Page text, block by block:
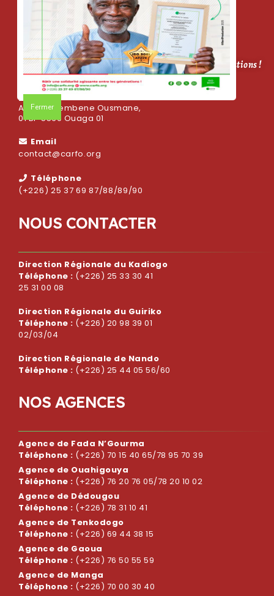
Fermer
CARFO, bâtir une solidarité agissante entre les générations !
Adresse
Avenue Sembene Ousmane,
01 BP 5569 Ouaga 01
Email
contact@carfo.org
Téléphone
(+226) 25 37 69 87/88/89/90
NOUS CONTACTER
Direction Régionale du Kadiogo
Téléphone : (+226) 25 33 30 41
25 31 00 08
Direction Régionale du Guiriko
Téléphone : (+226) 20 98 39 01
02/03/04
Direction Régionale de Nando
Téléphone : (+226) 25 44 05 56/60
NOS AGENCES
Agence de Fada N’Gourma
Téléphone : (+226) 70 15 40 65/78 95 70 39
Agence de Ouahigouya
Téléphone : (+226) 76 20 76 05/78 20 10 02
Agence de Dédougou
Téléphone : (+226) 78 31 10 41
Agence de Tenkodogo
Téléphone : (+226) 69 44 38 15
Agence de Gaoua
Téléphone : (+226) 76 50 55 59
Agence de Manga
Téléphone : (+226) 70 00 30 40